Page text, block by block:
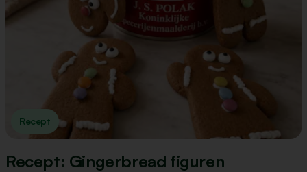
Recept
Recept: Gingerbread figuren